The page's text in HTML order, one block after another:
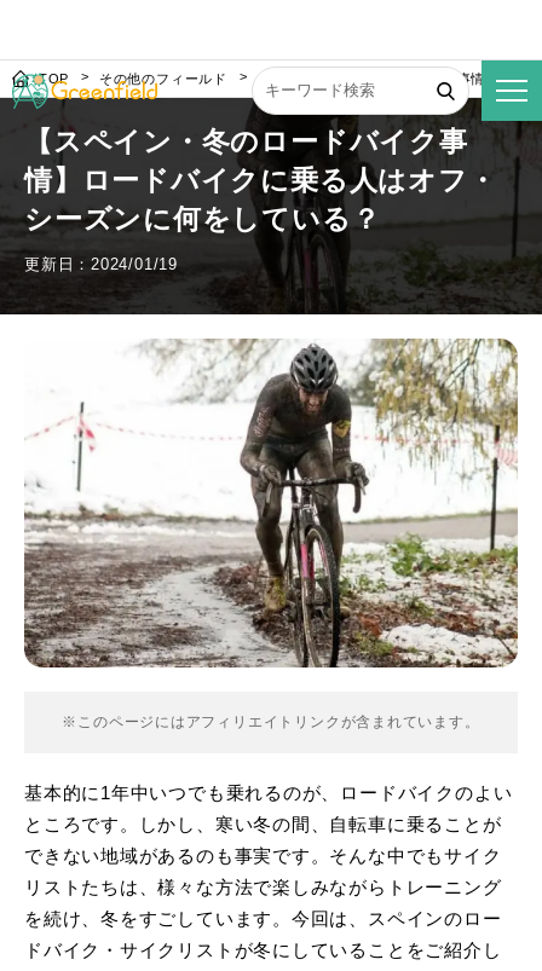
TOP その他のフィールド 【スペイン・冬のロードバイク事情】ロー
【スペイン・冬のロードバイク事
情】ロードバイクに乗る人はオフ・
シーズンに何をしている？
更新日：2024/01/19
※このページにはアフィリエイトリンクが含まれています。
基本的に1年中いつでも乗れるのが、ロードバイクのよい
ところです。しかし、寒い冬の間、自転車に乗ることが
できない地域があるのも事実です。そんな中でもサイク
リストたちは、様々な方法で楽しみながらトレーニング
を続け、冬をすごしています。今回は、スペインのロー
ドバイク・サイクリストが冬にしていることをご紹介し